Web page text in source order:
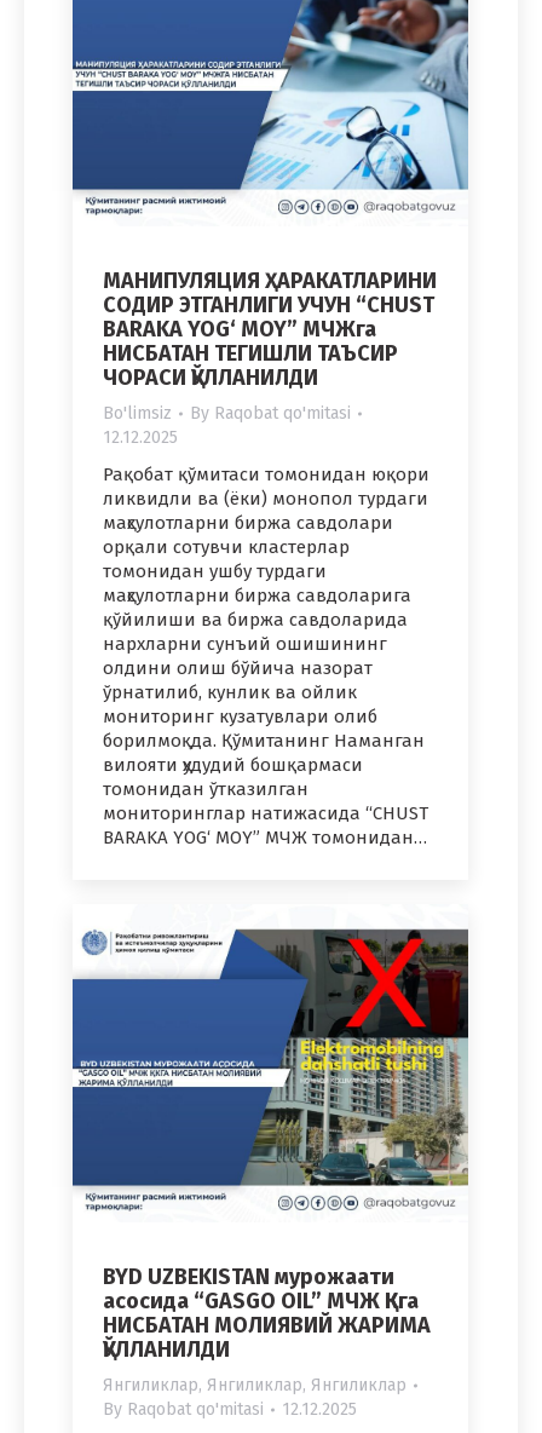
МАНИПУЛЯЦИЯ ҲАРАКАТЛАРИНИ
СОДИР ЭТГАНЛИГИ УЧУН “CHUST
BARAKA YOG‘ MOY” МЧЖга
НИСБАТАН ТЕГИШЛИ ТАЪСИР
ЧОРАСИ ҚЎЛЛАНИЛДИ
Bo'limsiz By Raqobat qo'mitasi
12.12.2025
Рақобат қўмитаси томонидан юқори
ликвидли ва (ёки) монопол турдаги
маҳсулотларни биржа савдолари
орқали сотувчи кластерлар
томонидан ушбу турдаги
маҳсулотларни биржа савдоларига
қўйилиши ва биржа савдоларида
нархларни сунъий ошишининг
олдини олиш бўйича назорат
ўрнатилиб, кунлик ва ойлик
мониторинг кузатувлари олиб
борилмоқда. Қўмитанинг Наманган
вилояти ҳудудий бошқармаси
томонидан ўтказилган
мониторинглар натижасида “CHUST
BARAKA YOG‘ MOY” МЧЖ томонидан…
BYD UZBEKISTAN мурожаати
асосида “GASGO OIL” МЧЖ ҚКга
НИСБАТАН МОЛИЯВИЙ ЖАРИМА
ҚЎЛЛАНИЛДИ
Янгиликлар, Янгиликлар, Янгиликлар
By Raqobat qo'mitasi 12.12.2025